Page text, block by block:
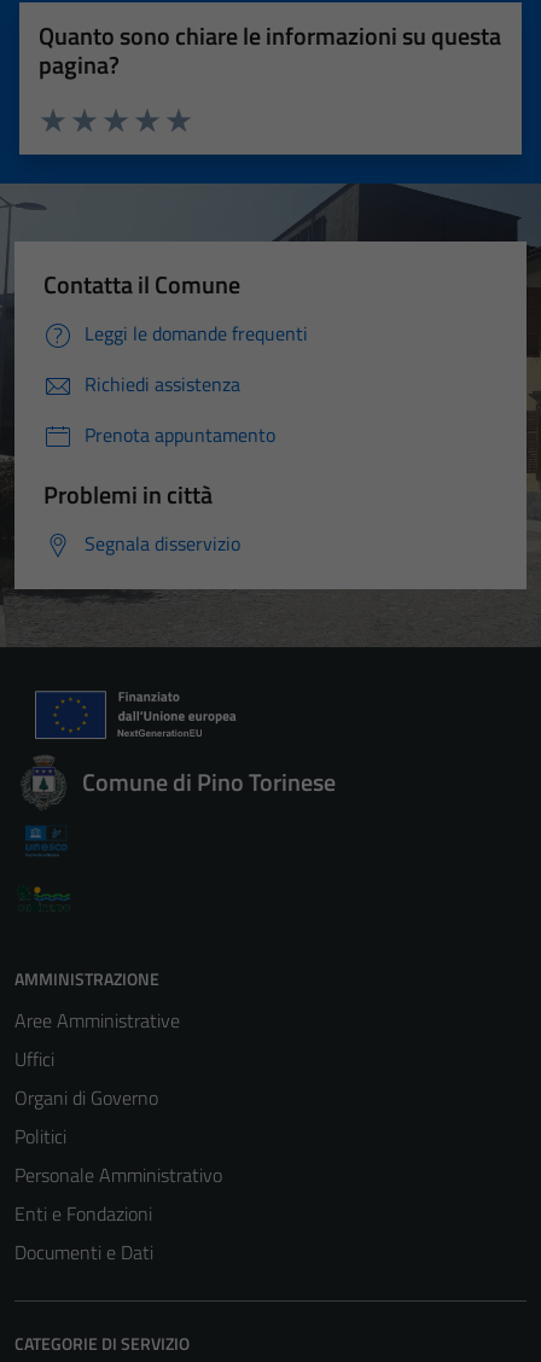
Quanto sono chiare le informazioni su questa
pagina?
Valuta 5 stelle su 5
Valuta 4 stelle su 5
Valuta 3 stelle su 5
Valuta 2 stelle su 5
Valuta 1 stelle su 5
Contatta il Comune
Leggi le domande frequenti
Richiedi assistenza
Prenota appuntamento
Problemi in città
Segnala disservizio
Comune di Pino Torinese
AMMINISTRAZIONE
Aree Amministrative
Uffici
Organi di Governo
Politici
Personale Amministrativo
Enti e Fondazioni
Documenti e Dati
CATEGORIE DI SERVIZIO